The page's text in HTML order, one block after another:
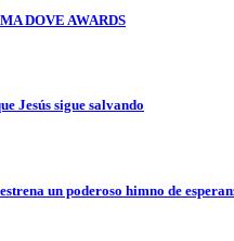
DOVE AWARDS
Jesús sigue salvando
un poderoso himno de